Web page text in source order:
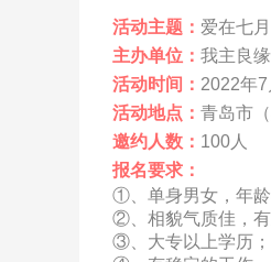
活动主题： 爱在七
主办单位： 我主良
活动时间： 2022年
活动地点： 青岛市
邀约人数： 100人
报名要求：
①、单身男女，年龄
②、相貌气质佳，有
③、大专以上学历；